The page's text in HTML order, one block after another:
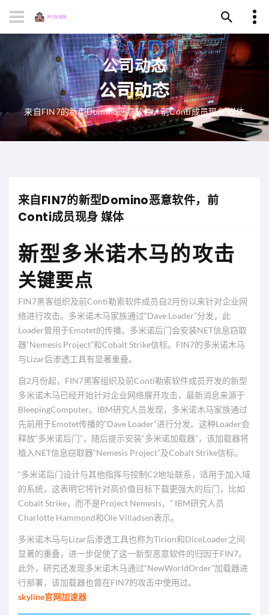
公司动态
首页
来自FIN7的新型Domino恶意软件，前Conti成员现身 媒体
来自FIN7的新型Domino恶意软件，前
Conti成员现身 媒体
新型多米诺木马的攻击
关键要点
FIN7黑客组织及前Conti勒索软件成员自2月份以来针对企业网
络进行攻击。多米诺木马家族通过“Dave Loader”分发，此
Loader曾用于Emotet的传播。多米诺后门会安装NET信息窃取
器“Nemesis Project”和Cobalt Strike信标。FIN7的多米诺木马
与Lizar后渗透工具有显著重叠。
自2月份起，FIN7黑客组织及前Conti勒索软件成员开发的新型
多米诺木马已经开始针对企业网络展开攻击，最新消息来源于
BleepingComputer。IBM研究人员发现，多米诺木马家族通过
先前用于Emotet传播的“Dave Loader”进行分发。这种Loader会
释放“多米诺后门”，随后提示安装“多米诺加载器”，该加载器将
植入NET信息窃取器“Nemesis Project”及Cobalt Strike信标。
“多米诺后门设计与其他指挥与控制C2地址联系，适用于加入域
的系统，这表明它将针对高价值目标下载更强大的后门，比如
Cobalt Strike，而不是Project Nemesis，” IBM研究人员
Charlotte Hammond和Ole Villadsen表示。
多米诺木马与Lizar后渗透工具也称为Tirion和DiceLoader之间
显著的重叠，进一步促使了这一新型恶意软件的归因于FIN7。
此外，研究还发现多米诺木马通过“NewWorldOrder”加载器进
行部署，该加载器也曾在FIN7的攻击中使用过。
skyline官网加速器